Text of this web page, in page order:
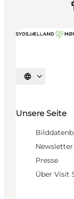
Sprache
Unsere Seite
Presse
Über Visit